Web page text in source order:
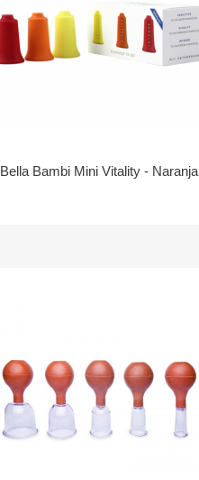
Bella Bambi Mini Vitality - Naranja